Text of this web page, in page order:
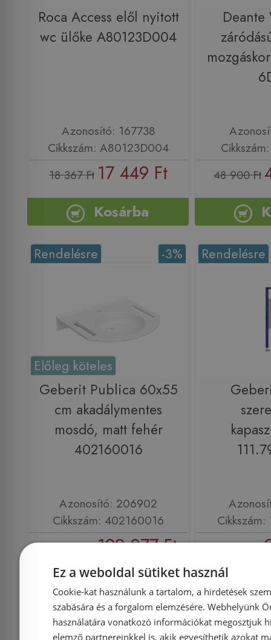
Roca Access elől nyitott
wc ülőke A80123D004
Azonosító: 167738
Cikkszám: A80123D004
18 367 Ft 17 449 Ft
Kosárba
Deante
48 900 Ft
-3%
Rendelésre
Előleg köteles
Geberit Publica 60x55
cm akadálymentes
mosdó, matt fehér
402160016
Azonosító: 206902
Cikkszám: 402160016
205 440 Ft199 277 Ft
Kosárba
Rendelésre
95 720 Ft
Rendelésre Rendelésre
Ez a weboldal sütiket használ
Cookie-kat használunk a tartalom, a hirdetések
szabására és a forgalom elemzésére. Webhelyünk
használatára vonatkozó információkat megosztjuk
elemző partnereinkkel is, akik egyesíthetik azokat